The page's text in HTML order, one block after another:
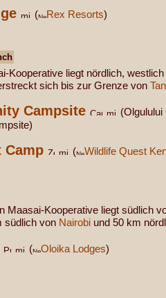
( Rex Resorts)
Kooperative liegt nördlich,
sich bis zur Grenze von
Campsite
Camp ( Wildlife Quest
Maasai-Kooperative liegt südlich
südlich von Nairobi und 50 km
( Oloika Lodges)